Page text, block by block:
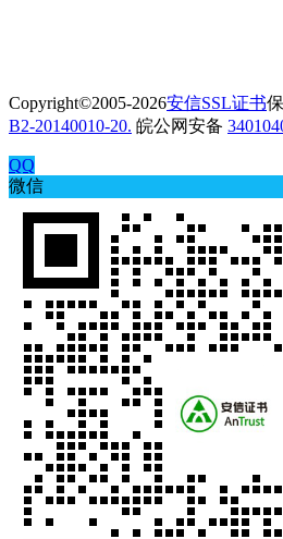
Copyright©2005-2026安信SSL证书
B2-20140010-20. 皖公网安备
QQ
微信